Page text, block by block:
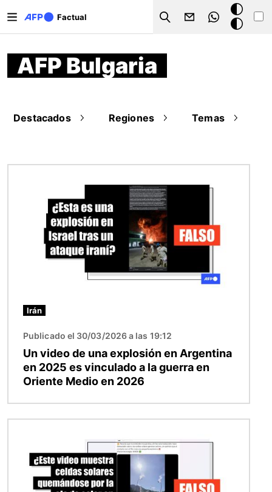
Factual
Search
Modo
oscuro
AFP Bulgaria
Destacados Regiones Temas
Irán
Publicado el 30/03/2026 a las 19:12
Un video de una explosión en Argentina
en 2025 es vinculado a la guerra en
Oriente Medio en 2026